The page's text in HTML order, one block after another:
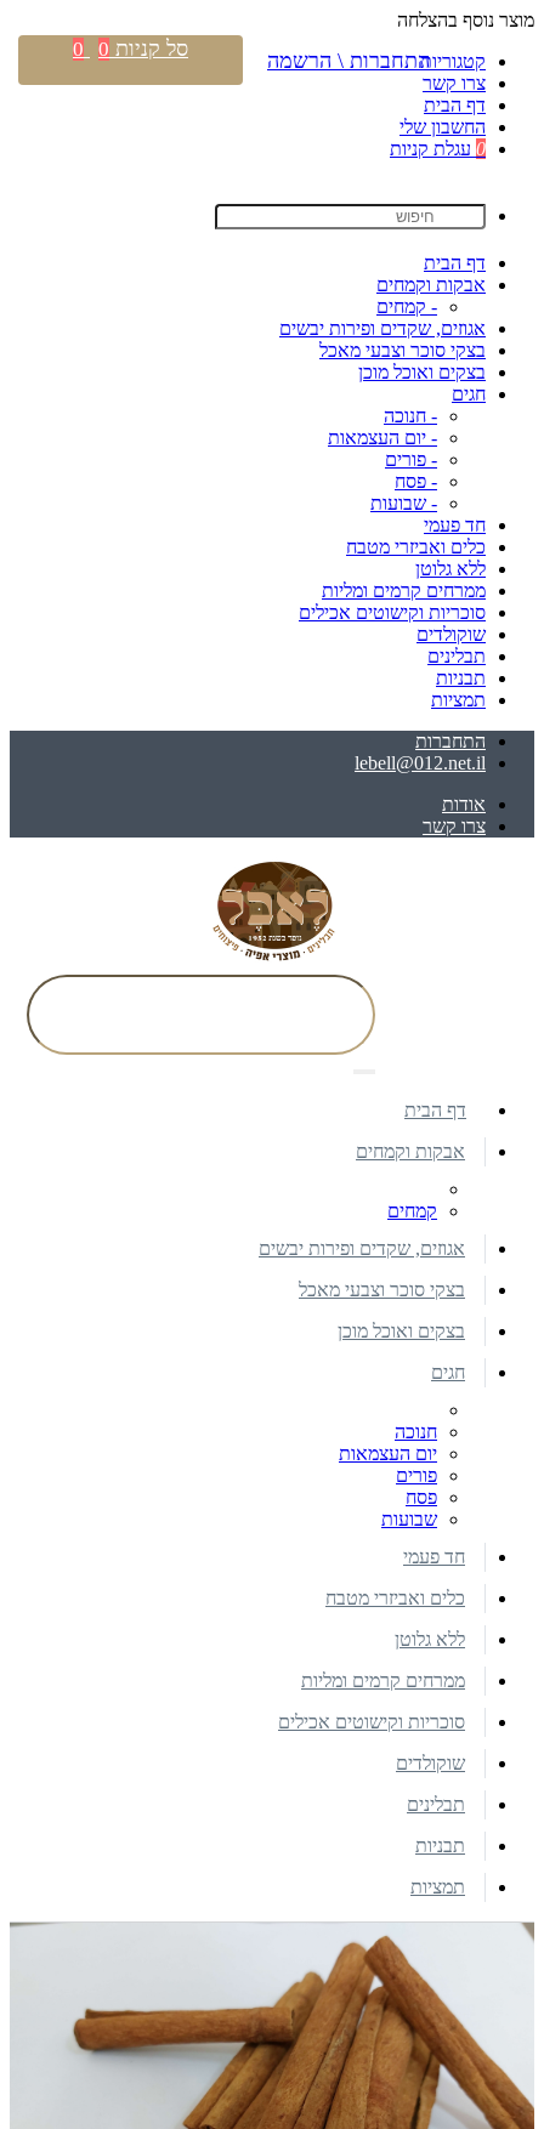
מוצר נוסף בהצלחה
קטגוריות
צרו קשר
דף הבית
החשבון שלי
0 עגלת קניות
דף הבית
אבקות וקמחים
- קמחים
אגוזים, שקדים ופירות יבשים
בצקי סוכר וצבעי מאכל
בצקים ואוכל מוכן
חגים
- חנוכה
- יום העצמאות
- פורים
- פסח
- שבועות
חד פעמי
כלים ואביזרי מטבח
ללא גלוטן
ממרחים קרמים ומליות
סוכריות וקישוטים אכילים
שוקולדים
תבלינים
תבניות
תמציות
התחברות
lebell@012.net.il
אודות
צרו קשר
התחברות \ הרשמה סל קניות 0
0
דף הבית
אבקות וקמחים
קמחים
אגוזים, שקדים ופירות יבשים
בצקי סוכר וצבעי מאכל
בצקים ואוכל מוכן
חגים
חנוכה
יום העצמאות
פורים
פסח
שבועות
חד פעמי
כלים ואביזרי מטבח
ללא גלוטן
ממרחים קרמים ומליות
סוכריות וקישוטים אכילים
שוקולדים
תבלינים
תבניות
תמציות